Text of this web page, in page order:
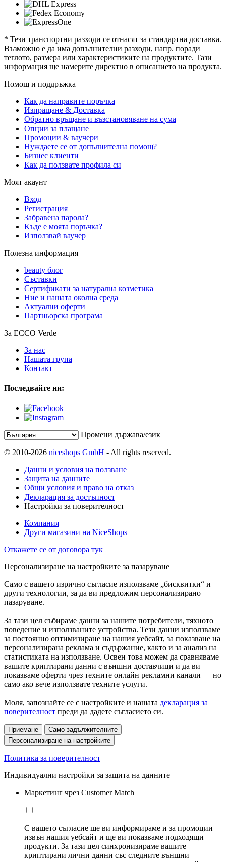
* Тези транспортни разходи се отнасят за стандартна доставка.
Възможно е да има допълнителни разходи, напр. поради
теглото, размера или характеристиките на продуктите. Тази
информация ще намерите директно в описанието на продукта.
Помощ и поддръжка
Как да направите поръчка
Изпращане & Доставка
Обратно връщане и възстановяване на сума
Опции за плащане
Промоции & ваучери
Нуждаете се от допълнителна помощ?
Бизнес клиенти
Как да ползвате профила си
Моят акаунт
Вход
Регистрация
Забравена парола?
Къде е моята поръчка?
Използвай ваучер
Полезна информация
beauty блог
Съставки
Сертификати за натурална козметика
Ние и нашата околна среда
Актуални оферти
Партньорска програма
За ECCO Verde
За нас
Нашата група
Контакт
Последвайте ни:
Промени държава/език
© 2010-2026 niceshops GmbH - All rights reserved.
Данни и условия на ползване
Защита на данните
Общи условия и право на отказ
Декларация за достъпност
Настройки за поверителност
Компания
Други магазини на NiceShops
Откажете се от договора тук
Персонализиране на настройките за пазаруване
Само с вашето изрично съгласие използваме „бисквитки“ и
други технологии, за да ви предложим персонализирано
пазаруване.
За тази цел събираме данни за нашите потребители, тяхното
поведение и използваните устройства. Тези данни използваме
за постоянно оптимизиране на нашия уебсайт, за показване на
персонализирана реклама и съдържание, както и за анализ на
статистиката на използване. Освен това можем да сравняваме
вашите криптирани данни с външни доставчици и да ви
показваме оферти чрез техните онлайн рекламни канали — но
само ако вече използвате техните услуги.
Моля, запознайте се с настройките и нашата декларация за
поверителност преди да дадете съгласието си.
Приемане
Само задължителните
Персонализиране на настройките
Политика за поверителност
Индивидуални настройки за защита на данните
Маркетинг чрез Customer Match
С вашето съгласие ще ви информираме и за промоции
извън нашия уебсайт и ще ви показваме подходящи
продукти. За тази цел синхронизираме вашите
криптирани лични данни със следните външни